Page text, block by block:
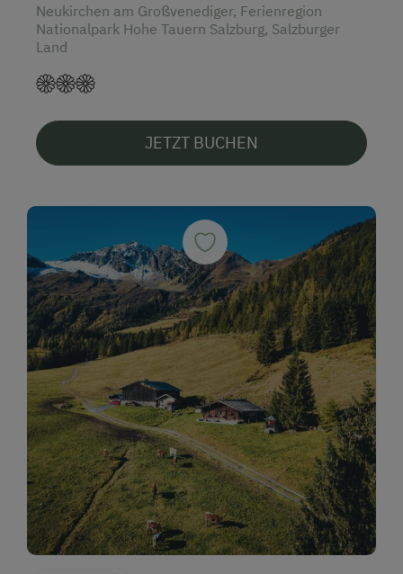
Neukirchen am Großvenediger, Ferienregion
Nationalpark Hohe Tauern Salzburg, Salzburger
Land
JETZT BUCHEN